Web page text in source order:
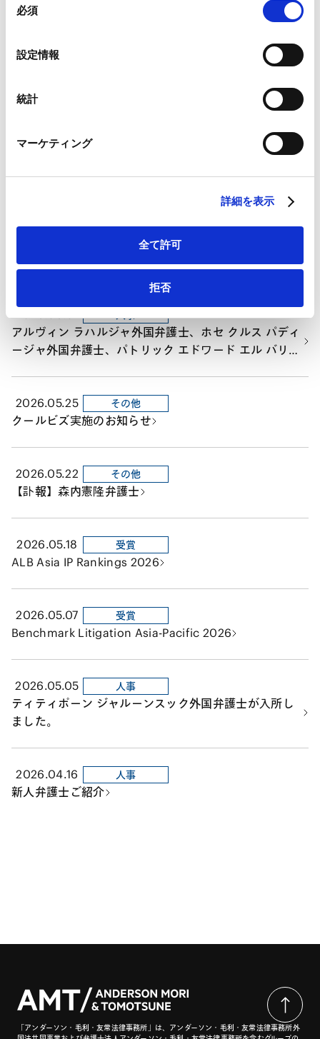
ことがあります。
Google Analytics利用規約（
Marketo
外部サイト）
LinkedIn プライバシーポリシー（
HubSpot プライバシーポリシー（外部サイト）
必須
設定情報
統計
マーケティング
詳細を表示
全て許可
拒否
2026.06.15
ALB Japan Law Awards 2026
【DEI】ヘルスキーパー（企業内理療師）とのランチタ
IP STARS 2026
2026.06.01
アルヴィン ラハルジャ外国弁護士、ホセ クルス パディ
ージャ外国弁護士、パトリック エドワード エル バリソ
2026.05.25 その他
クールビズ実施のお知らせ
2026.05.22 その他
【訃報】森内憲隆弁護士
2026.05.18 受賞
ALB Asia IP Rankings 2026
2026.05.07 受賞
Benchmark Litigation Asia-Pacific 2026
2026.05.05 人事
ティティポーン ジャルーンスック外国弁護士が入所し
ました。
2026.04.16 人事
新人弁護士ご紹介
「アンダーソン・毛利・友常法律事務所」は、アンダーソン・毛利・友常法律事務所外